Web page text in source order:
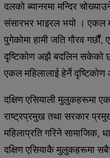
दलको ब्यानरमा मन्दिर
संसारभर भाइरल भयो । एकल
पुगेकोमा हामी जति गौरव
दृष्टिकोण अझै बदलिन सकेको
एकल महिलालाई हेर्ने
दक्षिण एसियाली मुलुकहरूमा
राष्ट्रप्रमुख तथा सरकार
महिलाप्रति गरिने सामाजिक,
दक्षिण एसियाकै मुलुकहरूमा